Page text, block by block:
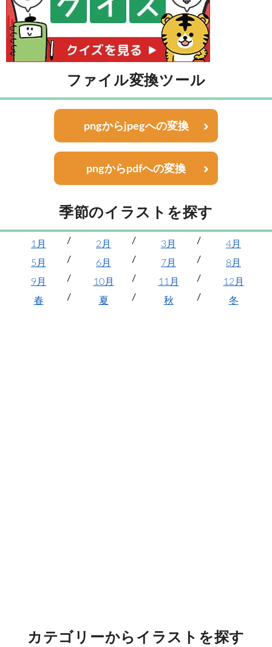
ファイル変換ツール
pngからjpegへの変換
pngからpdfへの変換
季節のイラストを探す
1月 2月 3月
4月
5月
6月 7月
8月
9月
10月 11月
12月
春
夏 秋 冬
カテゴリーからイラストを探す